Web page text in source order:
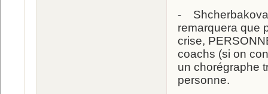
- Shcherbakova
remarquera que
crise,
coachs (si on
un chorégraphe
personne.